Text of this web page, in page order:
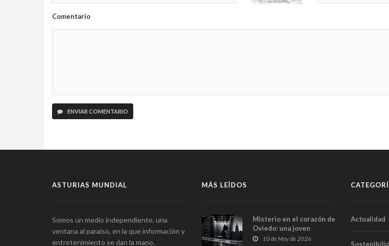
Comentario
ENVIAR COMENTARIO
ASTURIAS MUNDIAL
Somos un medio independiente, una
ventana al paraíso, en la que información y
entretenimiento se dan la mano.
MÁS LEÍDOS
Misterio en el corazón de
Oviedo: una joven
aparece muerta dentro
10 de May de 2026
Actualidad